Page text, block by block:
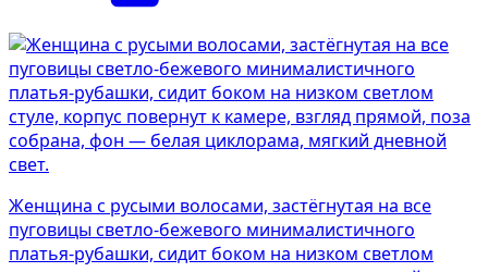
Женщина с русыми волосами, застёгнутая на все
пуговицы светло-бежевого минималистичного
платья-рубашки, сидит боком на низком светлом